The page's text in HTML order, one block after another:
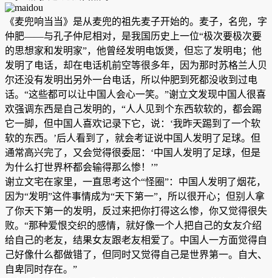
《麦兜响当当》是从麦兜的祖先麦子开始的。麦子，名兜，字
仲肥——与孔子仲尼相对，是我国历史上一位“极次要极次要
的思想家和发明家”，他曾经发明电饭煲，但忘了发明电；他
发明了电话，却在电话机前空等很多年，因为那时苏格兰人贝
尔还没有发明出另外一台电话，所以仲肥到死都没收到过电
话。“这些都可以让中国人会心一笑。”谢立文发现中国人很喜
欢强调东西是自己发明的，“人人见到个东西软软的，都会踢
它一脚，但中国人喜欢记录下它，说：‘我昨天踢到了一个软
软的东西。’后人看到了，就会考证说中国人发明了足球。但
通常高兴完了，又会觉得很委屈：‘中国人发明了足球，但是
为什么打世界杯都会输得那么惨！’”
谢立文宅在家里，一直思考这个“怪圈”：中国人发明了烟花，
因为“发明”这件事情成为“天下第一”，所以很开心；但别人拿
了你天下第一的发明，反过来把你打得这么惨，你又觉得很失
败。“那种爱恨交织的感情，就好像一个人把自己的女友介绍
给自己的老友，结果女友跟老友相爱了。中国人一方面觉得自
己好像什么都做错了，但同时又觉得自己是世界第一。自大、
自卑同时存在。”